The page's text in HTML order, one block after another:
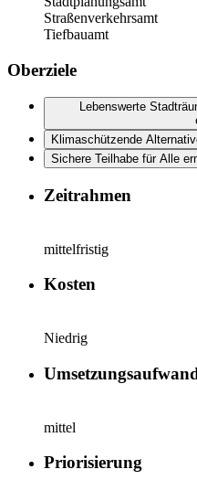
Straßenverkehrsamt
Tiefbauamt
Oberziele
Lebenswerte
Klimaschützende
Sichere Teilhabe für Alle
Zeitrahmen
mittelfristig
Kosten
Niedrig
mittel
Priorisierung